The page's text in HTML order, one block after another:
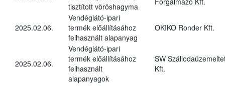
tisztított vöröshagyma
2025.02.06.
Vendéglátó-ipari
termék előállításához
felhasznált alapanyag
OKIKO Ronder Kft.
2025.02.06.
Vendéglátó-ipari
termék előállításához
felhasznált
alapanyagok
SW
Kft.